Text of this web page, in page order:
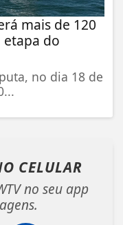
mais de 120
do
no dia 18 de
CELULAR
no seu app